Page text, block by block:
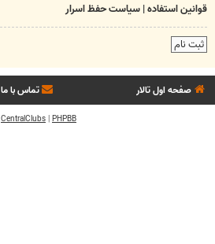
قوانین استفاده|سیاست حفظ اسرار
ثبت نام
صفحه اول تالار تماس با ما
PHPBB
|
CentralClubs